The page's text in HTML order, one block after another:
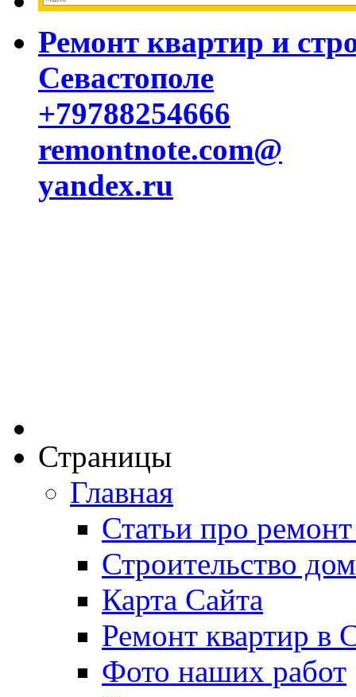
Ремонт квартир и
Севастополе
+79788254666
remontnote.com@
yandex.ru
Страницы
Главная
Статьи про
Строительство
Карта Сайта
Ремонт квартир в
Фото наших работ